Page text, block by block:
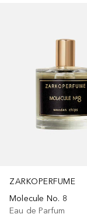
ZARKOPERFUME
Molecule No. 8
Eau de Parfum